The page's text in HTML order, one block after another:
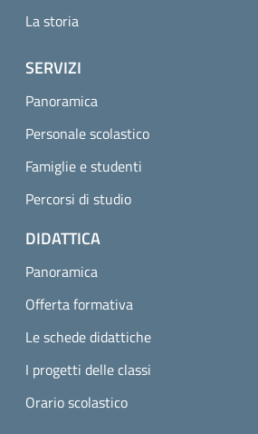
La storia
SERVIZI
Panoramica
Personale scolastico
Famiglie e studenti
Percorsi di studio
DIDATTICA
Panoramica
Offerta formativa
Le schede didattiche
I progetti delle classi
Orario scolastico